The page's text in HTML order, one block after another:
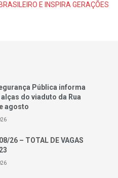
E INSPIRA GERAÇÕES
Pública informa
do viaduto da Rua
agosto
26 – TOTAL DE VAGAS